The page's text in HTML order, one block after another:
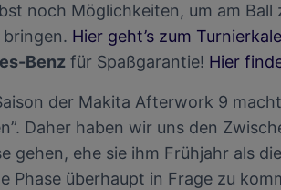
noch Möglichkeiten, um am
bringen. Hier geht’s zum
Benz für Spaßgarantie! Hier
der Makita Afterwork 9
Daher haben wir uns den
gehen, ehe sie ihm Frühjahr als
Phase überhaupt in Frage zu